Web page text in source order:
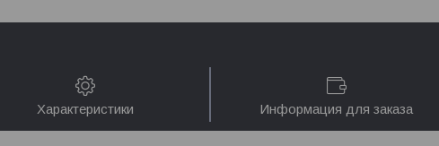
Характеристики Информация для заказа